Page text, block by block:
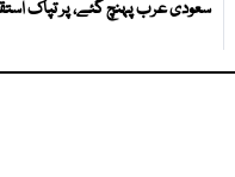
سعودی عرب پہنچ گئے، پر تپاک